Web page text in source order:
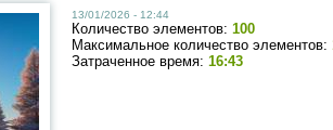
13/01/2026 - 12:44
Количество элементов: 100
Максимальное количество элементов:
Затраченное время: 16:43